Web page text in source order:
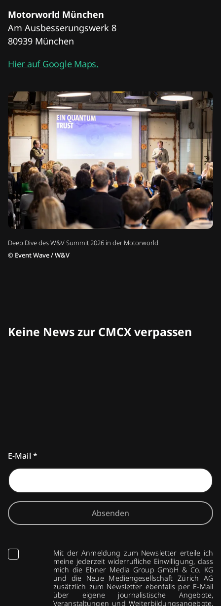
Deep Dive des W&V Summit 2026 in der Motorworld
© Event Wave / W&V
Motorworld München
Am Ausbesserungswerk 8
80939 München
Hier auf Google Maps.
Keine News zur CMCX verpassen
E-Mail *
Absenden
Mit der Anmeldung zum Newsletter erteile ich
meine jederzeit widerrufliche Einwilligung, dass
mich die Ebner Media Group GmbH & Co. KG
und die Neue Mediengesellschaft Zürich AG
zusätzlich zum Newsletter ebenfalls per E-Mail
über eigene journalistische Angebote,
Veranstaltungen und Weiterbildungsangebote,